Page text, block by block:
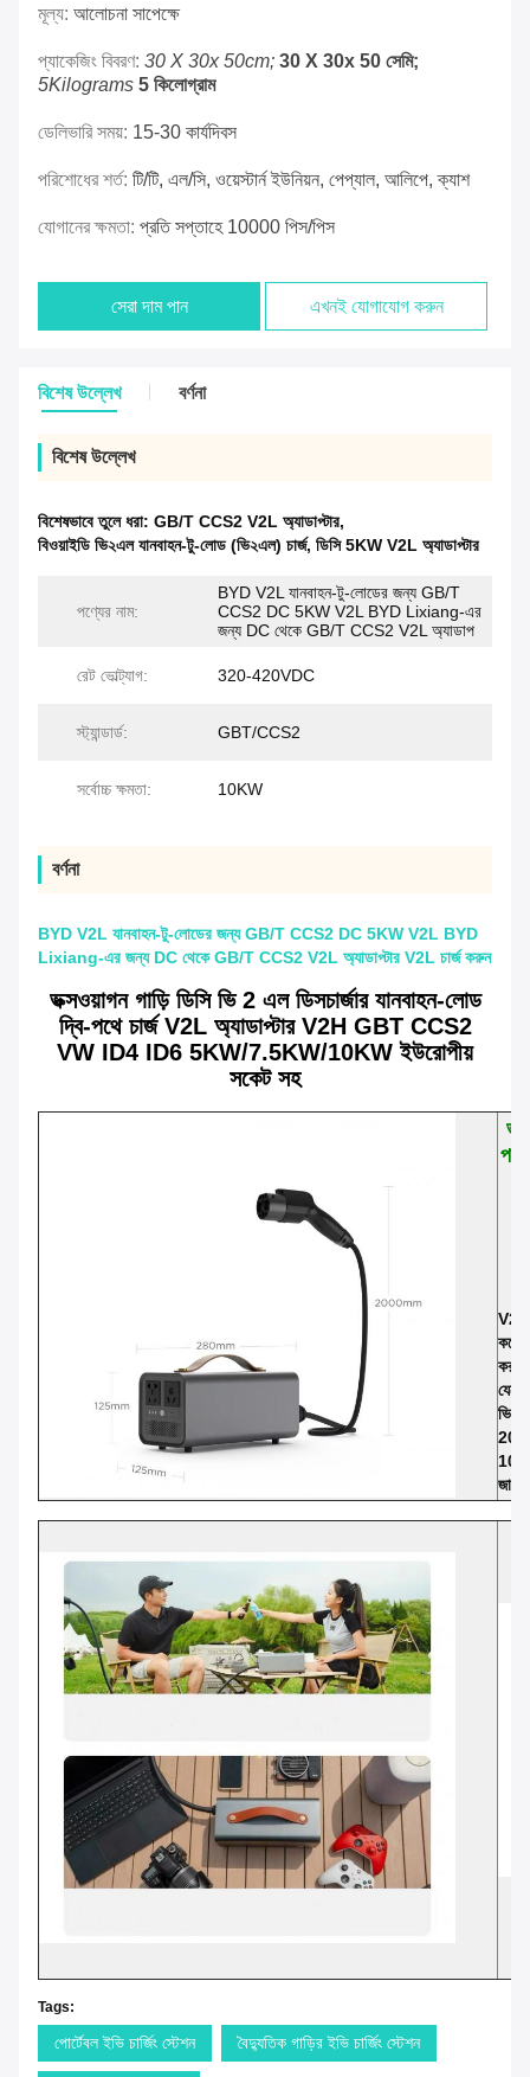
মূল্য: আলোচনা সাপেক্ষে
প্যাকেজিং বিবরণ: 30 X 30x 50cm; 30 X 30x 50 সেমি;
5Kilograms 5 কিলোগ্রাম
ডেলিভারি সময়: 15-30 কার্যদিবস
পরিশোধের শর্ত: টি/টি, এল/সি, ওয়েস্টার্ন ইউনিয়ন, পেপ্যাল, আলিপে, ক্যাশ
যোগানের ক্ষমতা: প্রতি সপ্তাহে 10000 পিস/পিস
সেরা দাম পান এখনই যোগাযোগ করুন
বিশেষ উল্লেখ বর্ণনা
বিশেষ উল্লেখ
বিশেষভাবে তুলে ধরা: GB/T CCS2 V2L অ্যাডাপ্টার,
বিওয়াইডি ভি২এল যানবাহন-টু-লোড (ভি২এল) চার্জ, ডিসি 5KW V2L অ্যাডাপ্টার
পণ্যের নাম:
BYD V2L যানবাহন-টু-লোডের জন্য GB/T
CCS2 DC 5KW V2L BYD Lixiang-এর
জন্য DC থেকে GB/T CCS2 V2L অ্যাডাপ
রেট ভোল্ট্যাগ: 320-420VDC
স্ট্যান্ডার্ড: GBT/CCS2
সর্বোচ্চ ক্ষমতা: 10KW
বর্ণনা
BYD V2L যানবাহন-টু-লোডের জন্য GB/T CCS2 DC 5KW V2L BYD
Lixiang-এর জন্য DC থেকে GB/T CCS2 V2L অ্যাডাপ্টার V2L চার্জ করুন
ভক্সওয়াগন গাড়ি ডিসি ভি 2 এল ডিসচার্জার যানবাহন-লোড
দ্বি-পথে চার্জ V2L অ্যাডাপ্টার V2H GBT CCS2
VW ID4 ID6 5KW/7.5KW/10KW ইউরোপীয়
সকেট সহ
V2H
করে,
যেতে
ভি 2
1000
Tags:
পোর্টেবল ইভি চার্জিং স্টেশন বৈদ্যুতিক গাড়ির ইভি চার্জিং স্টেশন